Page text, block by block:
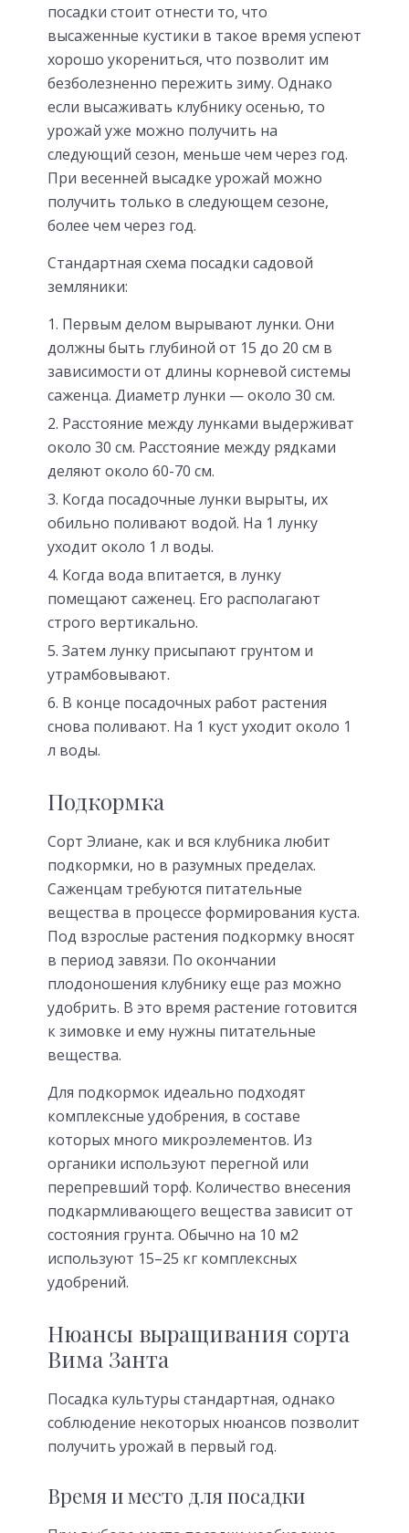
посадки стоит отнести то, что
высаженные кустики в такое время успеют
хорошо укорениться, что позволит им
безболезненно пережить зиму. Однако
если высаживать клубнику осенью, то
урожай уже можно получить на
следующий сезон, меньше чем через год.
При весенней высадке урожай можно
получить только в следующем сезоне,
более чем через год.
Стандартная схема посадки садовой
земляники:
Первым делом вырывают лунки. Они
должны быть глубиной от 15 до 20 см в
зависимости от длины корневой системы
саженца. Диаметр лунки — около 30 см.
Расстояние между лунками выдерживат
около 30 см. Расстояние между рядками
деляют около 60-70 см.
Когда посадочные лунки вырыты, их
обильно поливают водой. На 1 лунку
уходит около 1 л воды.
Когда вода впитается, в лунку
помещают саженец. Его располагают
строго вертикально.
Затем лунку присыпают грунтом и
утрамбовывают.
В конце посадочных работ растения
снова поливают. На 1 куст уходит около 1
л воды.
Подкормка
Сорт Элиане, как и вся клубника любит
подкормки, но в разумных пределах.
Саженцам требуются питательные
вещества в процессе формирования куста.
Под взрослые растения подкормку вносят
в период завязи. По окончании
плодоношения клубнику еще раз можно
удобрить. В это время растение готовится
к зимовке и ему нужны питательные
вещества.
Для подкормок идеально подходят
комплексные удобрения, в составе
которых много микроэлементов. Из
органики используют перегной или
перепревший торф. Количество внесения
подкармливающего вещества зависит от
состояния грунта. Обычно на 10 м2
используют 15–25 кг комплексных
удобрений.
Нюансы выращивания сорта
Вима Занта
Посадка культуры стандартная, однако
соблюдение некоторых нюансов позволит
получить урожай в первый год.
Время и место для посадки